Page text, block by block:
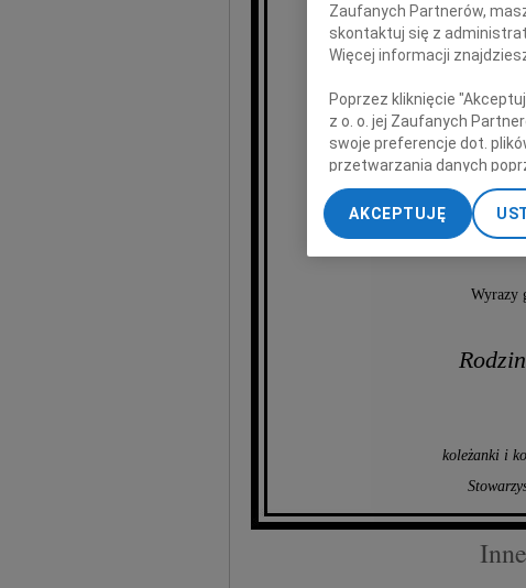
kontrolera
Wyrazy
koleżanki i
Zaufanych Partnerów,
skontaktuj się z
Więcej informacji
Poprzez kliknięcie
z o. o. jej Zaufanych
swoje preferencje dot.
przetwarzania danych
„Ustawienia
My, nasi Zaufani Partnerzy
dokładnych danych
Przechowywanie
treści, badnie odbiorców i
AKCEPTUJĘ